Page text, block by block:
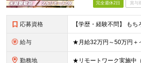
完全週休2日 賞与
応募資格
給与
勤務地